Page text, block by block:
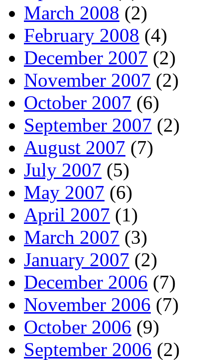
March 2008 (2)
February 2008 (4)
December 2007 (2)
November 2007 (2)
October 2007 (6)
September 2007 (2)
August 2007 (7)
July 2007 (5)
May 2007 (6)
April 2007 (1)
March 2007 (3)
January 2007 (2)
December 2006 (7)
November 2006 (7)
October 2006 (9)
September 2006 (2)